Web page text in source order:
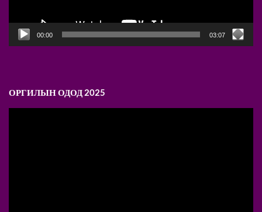
00:00 03:07
ОРГИЛЫН ОДОД 2025